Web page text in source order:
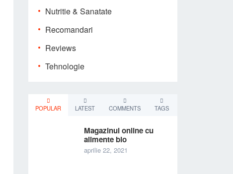
Nutritie & Sanatate
Recomandari
Reviews
Tehnologie
POPULAR LATEST COMMENTS TAGS
Magazinul online cu
alimente bio
aprilie 22, 2021